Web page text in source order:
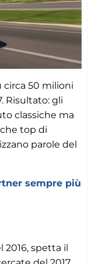
circa 50 milioni
Risultato: gli
classiche ma
top di
parole del
sempre più
spetta il